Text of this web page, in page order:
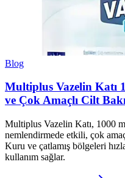
Blog
Multiplus Vazelin Katı
ve Çok Amaçlı Cilt
Multiplus Vazelin Katı, 1000
nemlendirmede etkili, çok
Kuru ve çatlamış bölgeleri
kullanım sağlar.